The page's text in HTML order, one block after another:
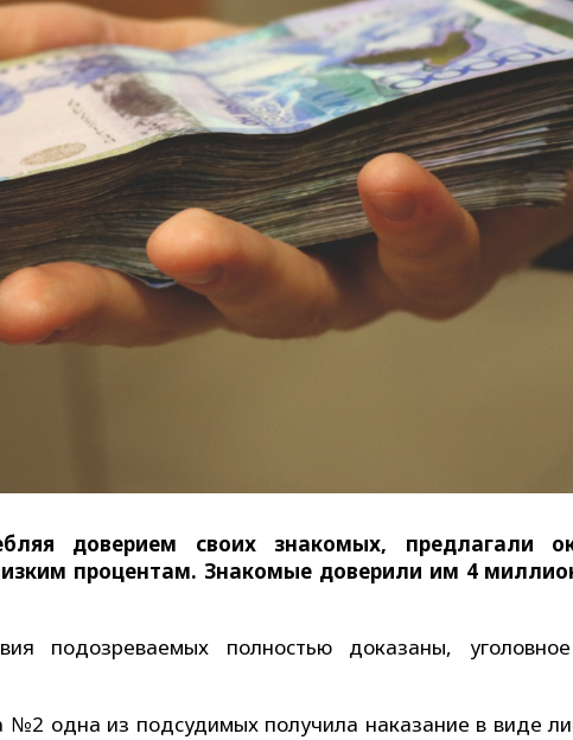
доверием своих знакомых, предлагали
процентам. Знакомые доверили им 4
подозреваемых полностью доказаны,
№2 одна из подсудимых получила наказание в виде